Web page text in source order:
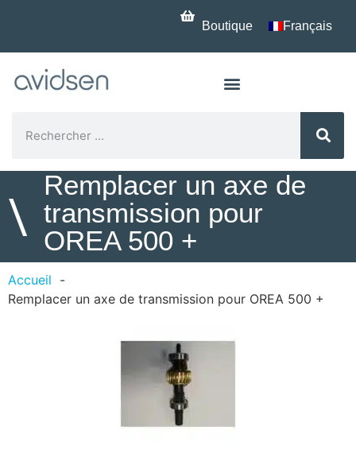
Boutique Français
\
Remplacer un axe de
transmission pour
OREA 500 +
Accueil
Remplacer un axe de transmission pour OREA 500 +